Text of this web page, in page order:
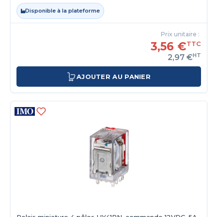
Disponible à la plateforme
Prix unitaire :
3,56 €TTC
2,97 €HT
AJOUTER AU PANIER